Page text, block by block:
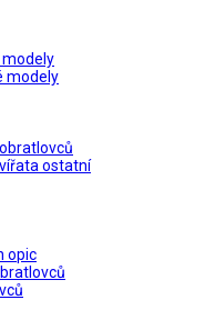
modely
modely
ostatní
opic